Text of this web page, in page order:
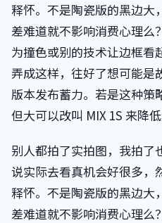
释怀。不是陶瓷版的黑边大
差难道就不影响消费心理么
为撞色或别的技术让边框看
弄成这样，往好了想可能
版本发布蓄力。若是这种策
但大可以改叫 MIX 1S 来降
别人都拍了实拍图，我拍了
说实际去看真机会好很多，
释怀。不是陶瓷版的黑边大
差难道就不影响消费心理么